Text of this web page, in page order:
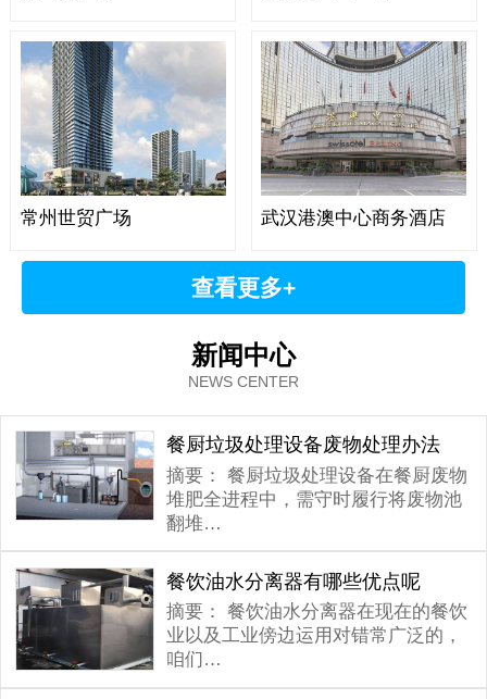
常州世贸广场 武汉港澳中心商务酒店
查看更多+
新闻中心
NEWS CENTER
餐厨垃圾处理设备废物处理办法
摘要：
餐厨垃圾处理设备在餐厨废物
堆肥全进程中，需守时履行将废物池
翻堆…
餐饮油水分离器有哪些优点呢
摘要：
餐饮油水分离器在现在的餐饮
业以及工业傍边运用对错常广泛的，
咱们…